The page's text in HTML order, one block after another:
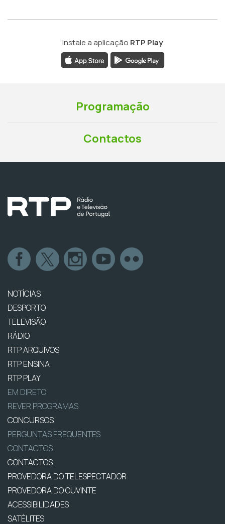
Instale a aplicação RTP Play
Programação
Contactos
NOTÍCIAS
DESPORTO
TELEVISÃO
RÁDIO
RTP ARQUIVOS
RTP ENSINA
RTP PLAY
EM DIRETO
REVER PROGRAMAS
CONCURSOS
PERGUNTAS FREQUENTES
CONTACTOS
CONTACTOS
PROVEDORA DO TELESPECTADOR
PROVEDORA DO OUVINTE
ACESSIBILIDADES
SATÉLITES